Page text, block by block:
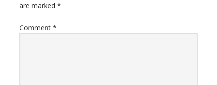
are marked *
Comment *